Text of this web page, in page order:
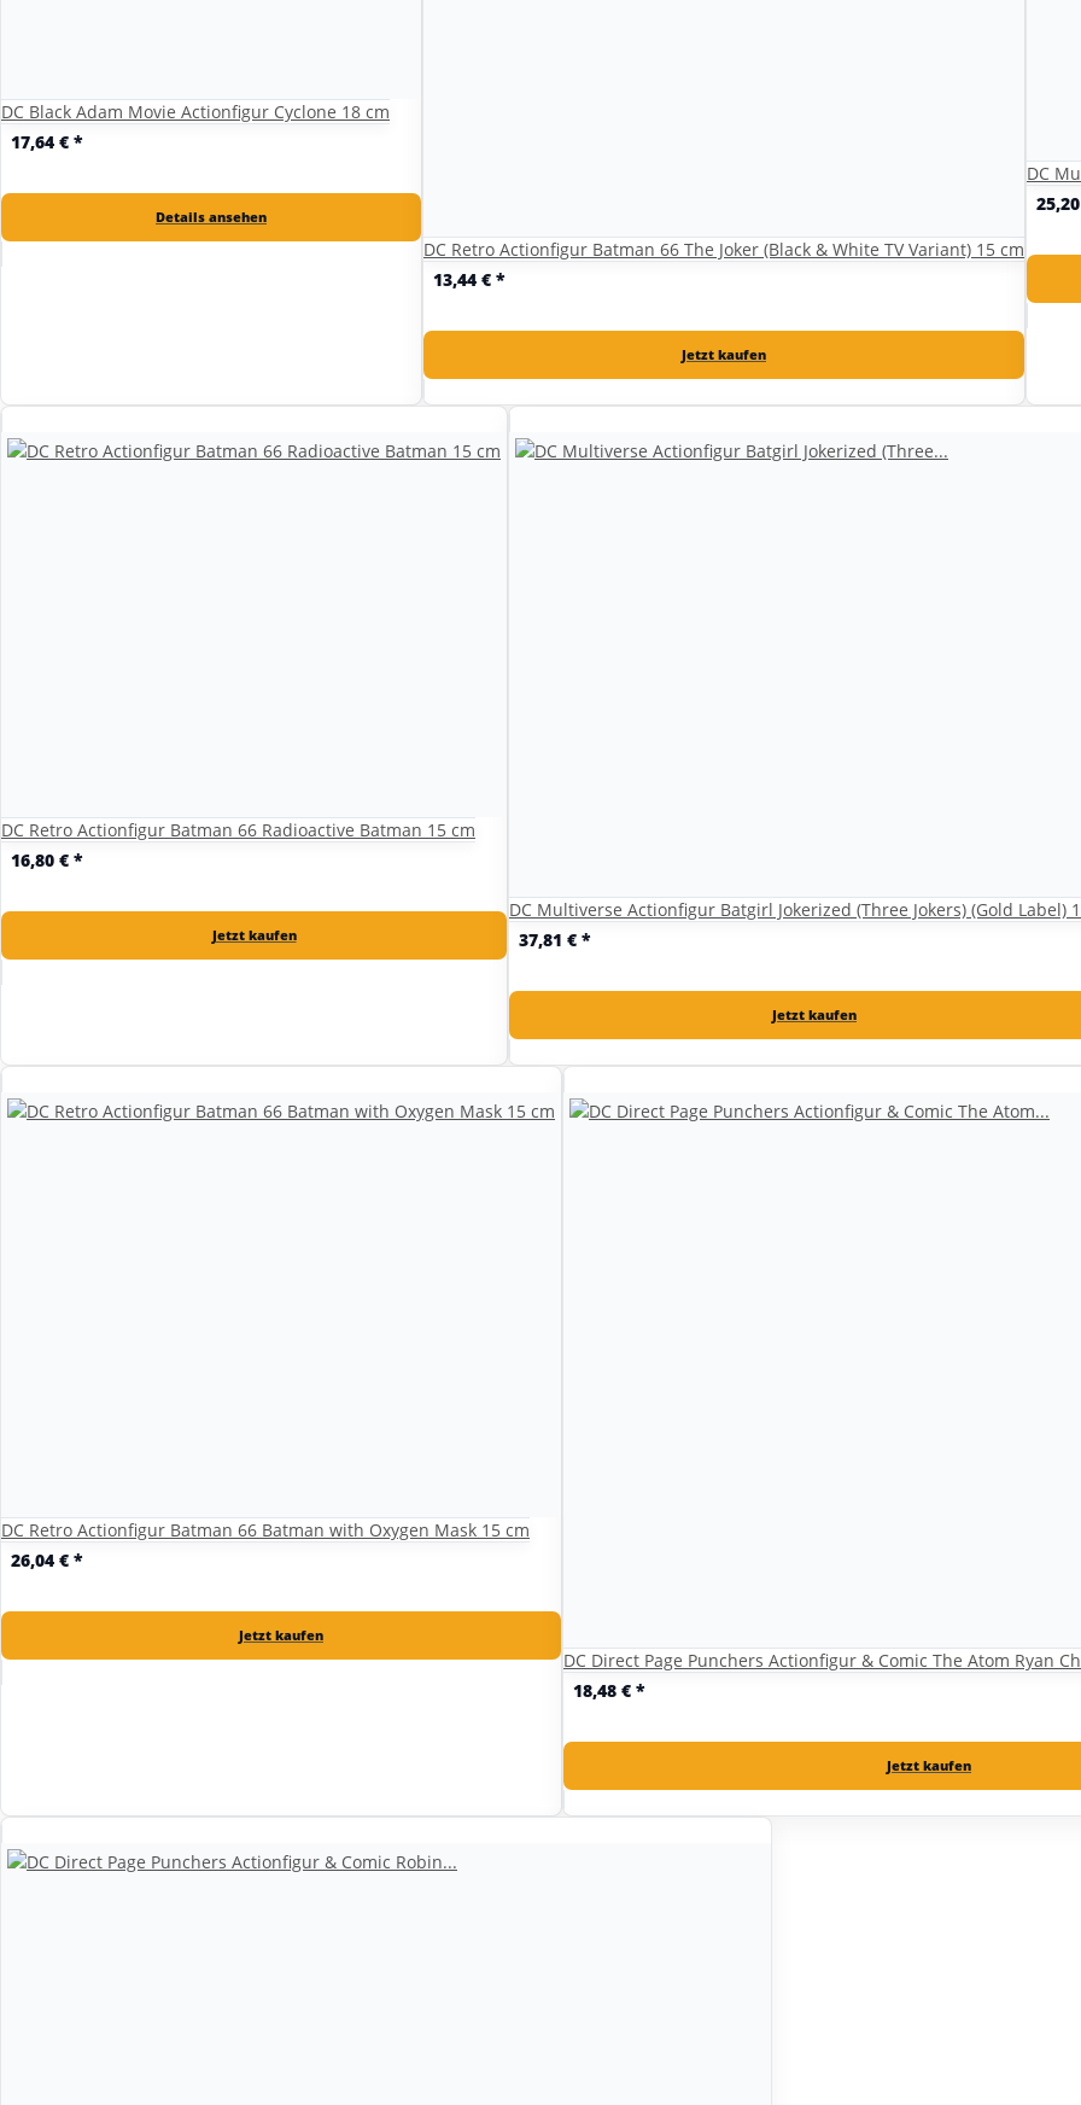
DC Black Adam Movie Actionfigur Cyclone 18 cm
17,64 € *
Details ansehen
DC Retro Actionfigur Batman 66 The Joker (Black & White TV Variant) 15 cm
13,44 € *
Jetzt kaufen
DC
DC Retro Actionfigur Batman 66 Radioactive Batman 15 cm
16,80 € *
Jetzt kaufen
DC Multiverse Actionfigur Batgirl Jokerized (Three Jokers) (Gold Label)
37,81 € *
Jetzt kaufen
DC Retro Actionfigur Batman 66 Batman with Oxygen Mask 15 cm
26,04 € *
Jetzt kaufen
DC Direct Page Punchers Actionfigur & Comic The Atom Ryan
18,48 € *
Jetzt kaufen